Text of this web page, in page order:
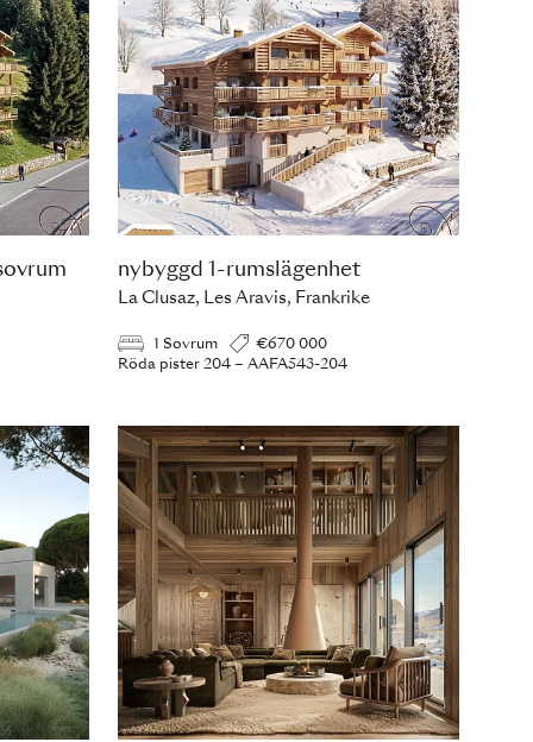
nybyggd 1-rumslägenhet
La Clusaz, Les Aravis, Frankrike
1 Sovrum
€670 000
Röda pister 204 – AAFA543-204